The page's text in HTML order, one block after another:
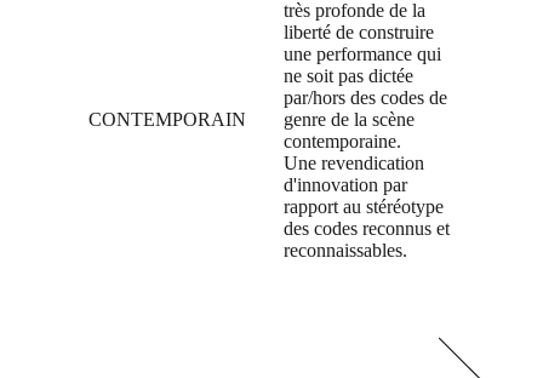
CONTEMPORAIN
très profonde de la
liberté de construire
une performance qui
ne soit pas dictée
par/hors des codes de
genre de la scène
contemporaine.
Une revendication
d'innovation par
rapport au stéréotype
des codes reconnus et
reconnaissables.